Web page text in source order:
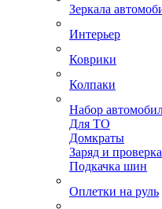
Зеркала
Интерьер
Коврики
Колпаки
Набор
Для ТО
Домкраты
Заряд и
Подкачка шин
Оплетки на руль